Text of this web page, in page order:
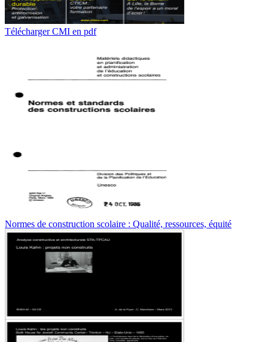
Télécharger CMI en pdf
Normes de construction scolaire : Qualité, ressources, équité